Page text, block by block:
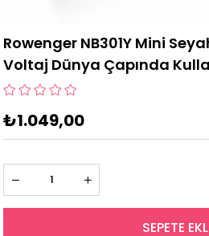
Rowenger NB301Y Mini
Voltaj Dünya Çapında
₺1.049,00